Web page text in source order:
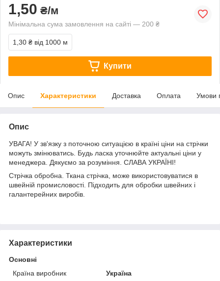
1,50 ₴/м
Мінімальна сума замовлення на сайті — 200 ₴
1,30 ₴ від 1000 м
Купити
Опис Характеристики Доставка Оплата Умови
Опис
УВАГА! У зв'язку з поточною ситуацією в країні ціни на стрічки
можуть змінюватись. Будь ласка уточнюйте актуальні ціни у
менеджера. Дякуємо за розуміння. СЛАВА УКРАЇНІ!
Стрічка обробна. Ткана стрічка, може використовуватися в
швейній промисловості. Підходить для обробки швейних і
галантерейних виробів.
Характеристики
Основні
Країна виробник
Україна